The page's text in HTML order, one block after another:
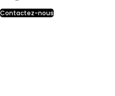
Contactez-nous